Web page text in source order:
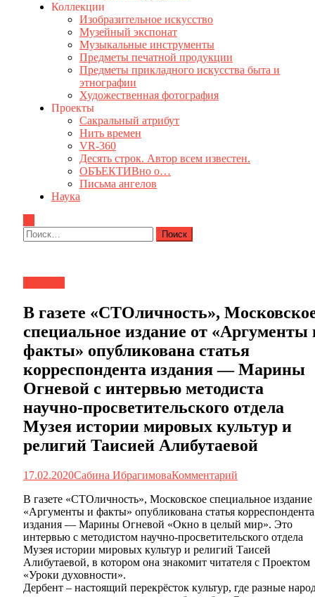
Коллекции
Изобразительное искусство
Музейный экспонат
Музыкальные инструменты
Предметы печатной продукции
Предметы прикладного искусства быта и
этнографии
Художественная фотография
Проекты
Сакральный атрибут
Нить времен
VR-360
Десять строк. Автор всем известен.
ОБЪЕКТИВно о…
Письма ангелов
Наука
Найти:
В газете «СТОличность»,
специальное издание от «Аргументы
факты» опубликована статья
корреспондента издания — Марины
Огневой с интервью методиста
научно-просветительского отдела
Музея истории мировых культур и
религий Таисией Алибутаевой
17.02.2020Сабина ИбрагимоваКомментарий
В газете «СТОличность», Московское специальное издание
«Аргументы и факты» опубликована статья корреспондента
издания — Марины Огневой «Окно в целый мир». Это
интервью с методистом научно-просветительского отдела
Музея истории мировых культур и религий Таисей
Алибутаевой, в котором она знакомит читателя с Проектом
«Уроки духовности».
Дербент – настоящий перекрёсток культур, где разные